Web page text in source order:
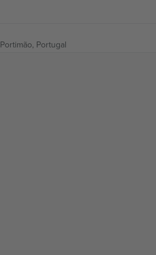
Portimão, Portugal